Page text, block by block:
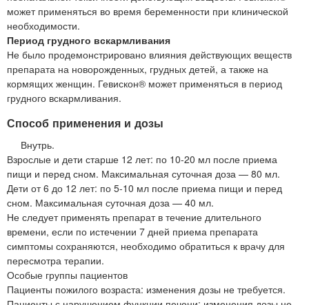
может применяться во время беременности при клинической
необходимости.
Период грудного вскармливания
Не было продемонстрировано влияния действующих веществ
препарата на новорожденных, грудных детей, а также на
кормящих женщин. Гевискон® может применяться в период
грудного вскармливания.
Способ применения и дозы
Внутрь.
Взрослые и дети старше 12 лет: по 10-20 мл после приема
пищи и перед сном. Максимальная суточная доза — 80 мл.
Дети от 6 до 12 лет: по 5-10 мл после приема пищи и перед
сном. Максимальная суточная доза — 40 мл.
Не следует применять препарат в течение длительного
времени, если по истечении 7 дней приема препарата
симптомы сохраняются, необходимо обратиться к врачу для
пересмотра терапии.
Особые группы пациентов
Пациенты пожилого возраста: изменения дозы не требуется.